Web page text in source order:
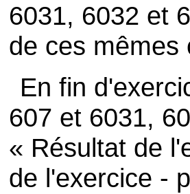
6031, 6032 et
de ces mêmes
En fin
607 et 6031,
« Résultat de
de l'exercice -